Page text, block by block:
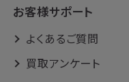
お客様サポート
よくあるご質問
買取アンケート